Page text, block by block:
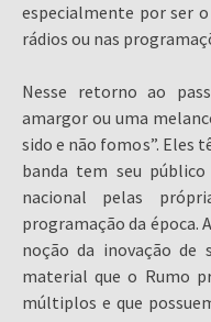
especialmente por ser
rádios ou nas
Nesse retorno ao
amargor ou uma
sido e não fomos”. Eles
banda tem seu
nacional pelas
programação da
noção da inovação de
material que o Rumo
múltiplos e que